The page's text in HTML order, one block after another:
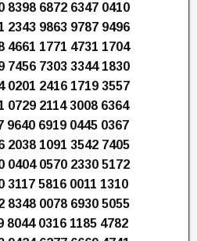
8398 6872 6347 0410
2343 9863 9787 9496
4661 1771 4731 1704
7456 7303 3344 1830
0201 2416 1719 3557
0729 2114 3008 6364
9640 6919 0445 0367
2038 1091 3542 7405
0404 0570 2330 5172
3117 5816 0011 1310
8348 0078 6930 5055
8044 0316 1185 4782